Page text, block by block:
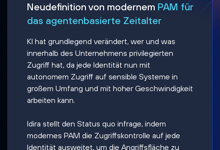
Neudefinition von modernem PAM für
das agentenbasierte Zeitalter
KI hat grundlegend verändert, wer und was
innerhalb des Unternehmens privilegierten
Zugriff hat, da jede Identität nun mit
autonomem Zugriff auf sensible Systeme in
großem Umfang und mit hoher Geschwindigkeit
arbeiten kann.
Idira stellt den Status quo infrage, indem
modernes PAM die Zugriffskontrolle auf jede
Identität ausweitet, um die Angriffsfläche zu